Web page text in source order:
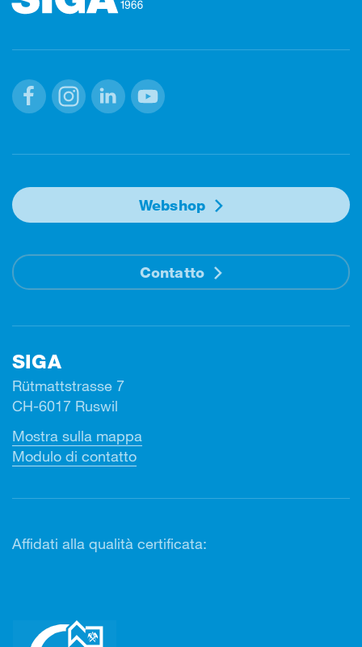
Webshop
Contatto
SIGA
Rütmattstrasse 7
CH-6017 Ruswil
Mostra sulla mappa
Modulo di contatto
Affidati alla qualità certificata: